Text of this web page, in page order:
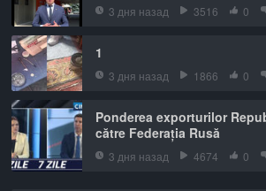
3 дня назад 3516 0
1
3 дня назад 1866 0
Ponderea exporturilor
către Federația Rusă
3 дня назад 4674 0